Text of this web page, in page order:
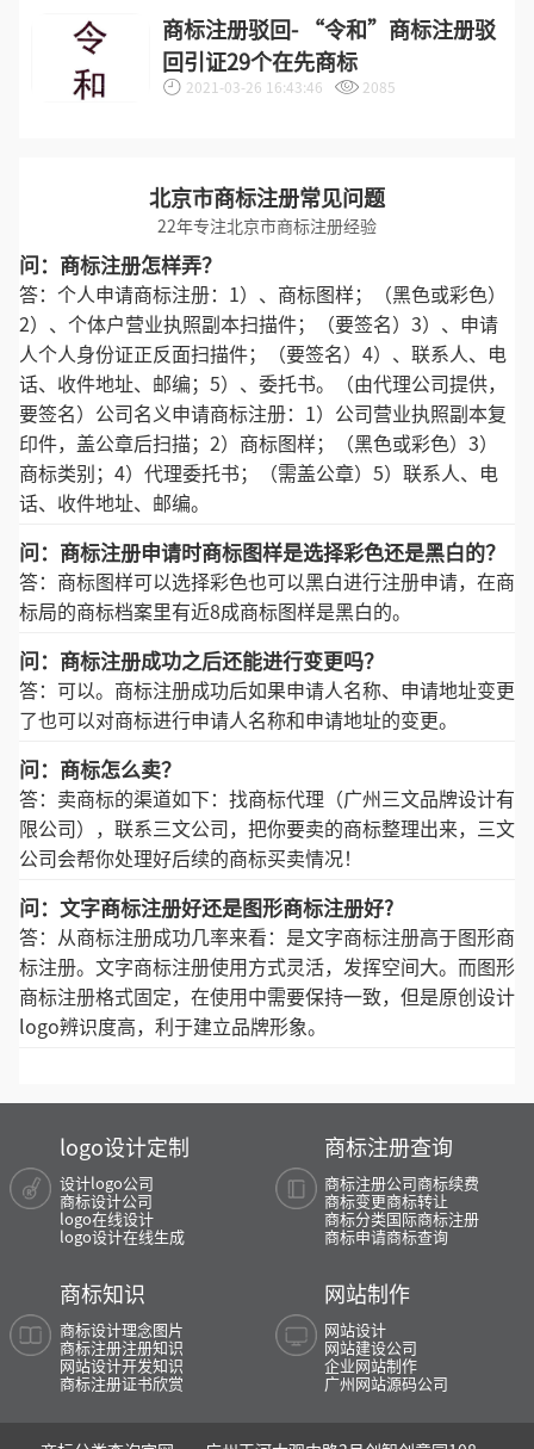
商标注册驳回- “令和”商标注册驳
回引证29个在先商标
2021-03-26 16:43:46 2085
北京市商标注册常见问题
22年专注北京市商标注册经验
问：商标注册怎样弄？
答：个人申请商标注册：1）、商标图样；（黑色或彩色）
2）、个体户营业执照副本扫描件；（要签名）3）、申请
人个人身份证正反面扫描件；（要签名）4）、联系人、电
话、收件地址、邮编；5）、委托书。（由代理公司提供，
要签名）公司名义申请商标注册：1）公司营业执照副本复
印件，盖公章后扫描；2）商标图样；（黑色或彩色）3）
商标类别；4）代理委托书；（需盖公章）5）联系人、电
话、收件地址、邮编。
问：商标注册申请时商标图样是选择彩色还是黑白的？
答：商标图样可以选择彩色也可以黑白进行注册申请，在商
标局的商标档案里有近8成商标图样是黑白的。
问：商标注册成功之后还能进行变更吗？
答：可以。商标注册成功后如果申请人名称、申请地址变更
了也可以对商标进行申请人名称和申请地址的变更。
问：商标怎么卖？
答：卖商标的渠道如下：找商标代理（广州三文品牌设计有
限公司），联系三文公司，把你要卖的商标整理出来，三文
公司会帮你处理好后续的商标买卖情况！
问：文字商标注册好还是图形商标注册好?
答：从商标注册成功几率来看：是文字商标注册高于图形商
标注册。文字商标注册使用方式灵活，发挥空间大。而图形
商标注册格式固定，在使用中需要保持一致，但是原创设计
logo辨识度高，利于建立品牌形象。
logo设计定制
设计logo公司
商标设计公司
logo在线设计
logo设计在线生成
商标注册查询
商标注册公司商标续费
商标变更商标转让
商标分类国际商标注册
商标申请商标查询
商标知识
商标设计理念图片
商标注册注册知识
网站设计开发知识
商标注册证书欣赏
网站制作
网站设计
网站建设公司
企业网站制作
广州网站源码公司